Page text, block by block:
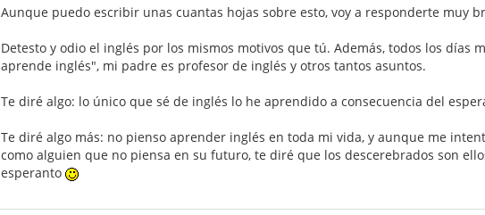
Aunque puedo escribir unas cuantas hojas sobre esto, voy a responderte muy
Detesto y odio el inglés por los mismos motivos que tú. Además, todos los días
aprende inglés", mi padre es profesor de inglés y otros tantos asuntos.
Te diré algo: lo único que sé de inglés lo he aprendido a consecuencia del
Te diré algo más: no pienso aprender inglés en toda mi vida, y aunque me
como alguien que no piensa en su futuro, te diré que los descerebrados son
esperanto